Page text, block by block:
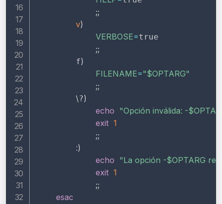
;;
v)
VERBOSE=true
;;
        f
)
FILENAME="$OPTARG"
;;
\?)
echo "Opción inválida: -
exit 1
;;
:)
echo "La opción -$OPTARG
exit 1
;;
esac